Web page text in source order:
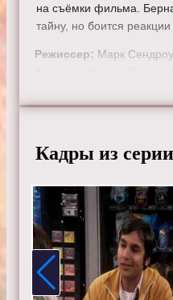
на съёмки фильма.
тайну, но боится реакции
Режиссер: Марк
Джонни
Рауш, Кевин Зусман,
взрыва» бесплатно в
theorybigbang.ru.
Кадры из серии